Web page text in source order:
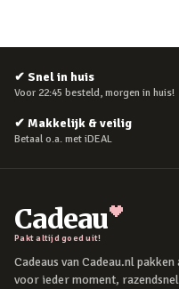
✔ Snel in huis
Voor 22:45 besteld, morgen in huis!
✔ Makkelijk & veilig
Betaal o.a. met iDEAL
Cadeau
Pakt altijd goed uit!
Cadeaus van Cadeau.nl
voor ieder moment,